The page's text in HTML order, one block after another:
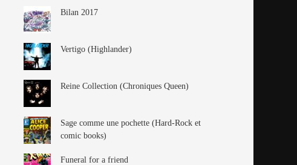
Bilan 2017
Vertigo (Highlander)
Reine Collection (Chroniques Queen)
Sage comme une pochette (Hard-Rock et
comic books)
Funeral for a friend